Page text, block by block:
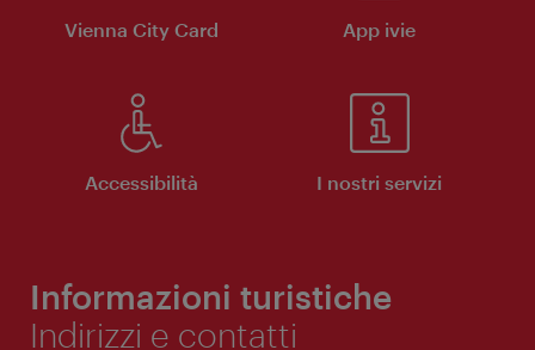
Vienna City Card App ivie
Accessibilità I nostri servizi
Informazioni turistiche
Indirizzi e contatti